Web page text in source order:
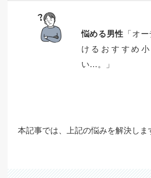
悩める男性 「オ
けるおすすめ
い…。」
本記事では、上記の悩みを解決しま